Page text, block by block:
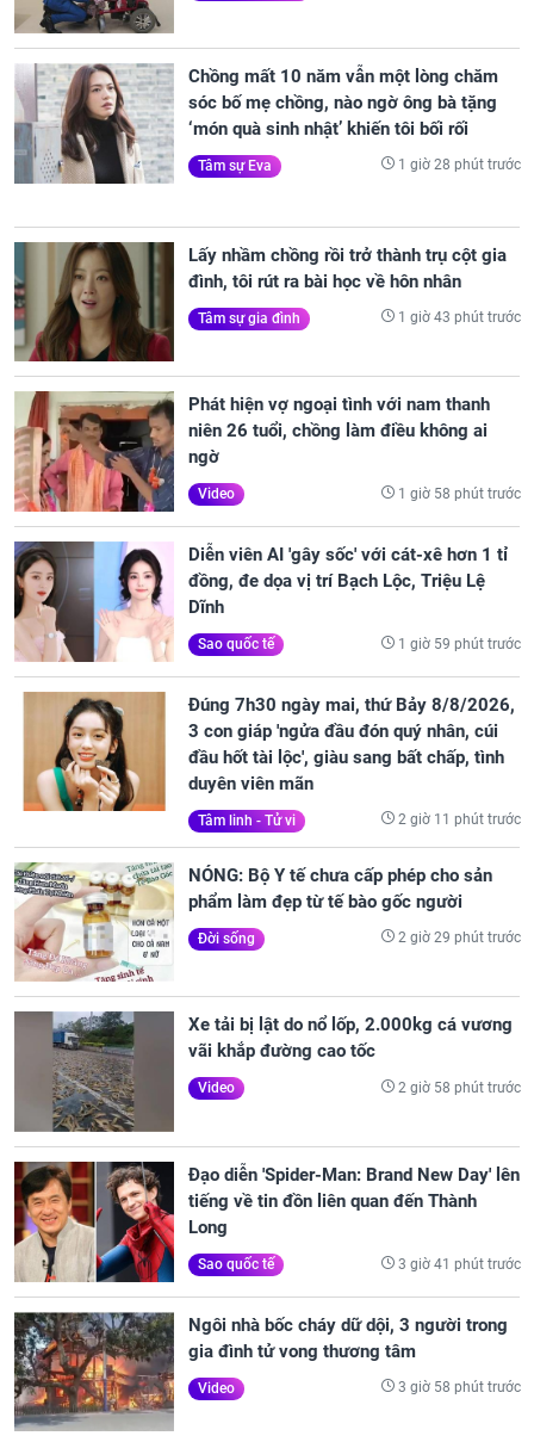
Chồng mất 10 năm vẫn một lòng chăm
sóc bố mẹ chồng, nào ngờ ông bà tặng
‘món quà sinh nhật’ khiến tôi bối rối
Tâm sự Eva 1 giờ 28 phút trước
Lấy nhầm chồng rồi trở thành trụ cột gia
đình, tôi rút ra bài học về hôn nhân
Tâm sự gia đình 1 giờ 43 phút trước
Phát hiện vợ ngoại tình với nam thanh
niên 26 tuổi, chồng làm điều không ai
ngờ
Video 1 giờ 58 phút trước
Diễn viên AI 'gây sốc' với cát-xê hơn 1 tỉ
đồng, đe dọa vị trí Bạch Lộc, Triệu Lệ
Dĩnh
Sao quốc tế 1 giờ 59 phút trước
Đúng 7h30 ngày mai, thứ Bảy 8/8/2026,
3 con giáp 'ngửa đầu đón quý nhân, cúi
đầu hốt tài lộc', giàu sang bất chấp, tình
duyên viên mãn
Tâm linh - Tử vi 2 giờ 11 phút trước
NÓNG: Bộ Y tế chưa cấp phép cho sản
phẩm làm đẹp từ tế bào gốc người
Đời sống 2 giờ 29 phút trước
Xe tải bị lật do nổ lốp, 2.000kg cá vương
vãi khắp đường cao tốc
Video 2 giờ 58 phút trước
Đạo diễn 'Spider-Man: Brand New Day' lên
tiếng về tin đồn liên quan đến Thành
Long
Sao quốc tế 3 giờ 41 phút trước
Ngôi nhà bốc cháy dữ dội, 3 người trong
gia đình tử vong thương tâm
Video 3 giờ 58 phút trước